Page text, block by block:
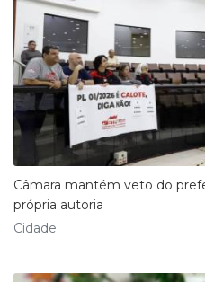
Câmara mantém veto do
própria autoria
Cidade